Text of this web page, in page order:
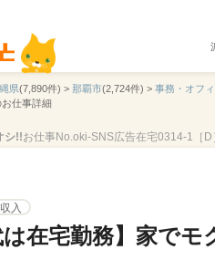
県(7,890件) > 那覇市(2,724件) > 事務・オフ
仕事詳細
シ!!お仕事No.oki-SNS広告在宅0314-1［D
入
は在宅勤務】家で